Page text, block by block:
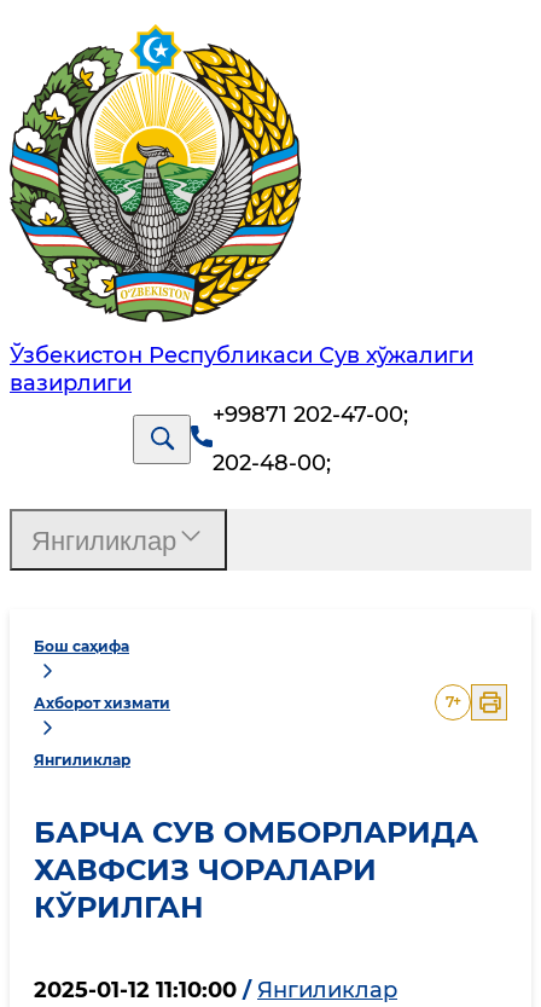
Ўзбекистон Республикаси Сув хўжалиги
вазирлиги
+99871 202-47-00;
202-48-00;
Бош саҳифа
Ахборот хизмати
Янгиликлар
7+
БАРЧА СУВ ОМБОРЛАРИДА
ХАВФСИЗ ЧОРАЛАРИ
КЎРИЛГАН
2025-01-12 11:10:00 / Янгиликлар
Янгиликлар